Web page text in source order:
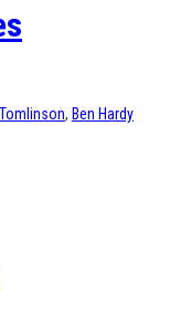
, Ben Hardy